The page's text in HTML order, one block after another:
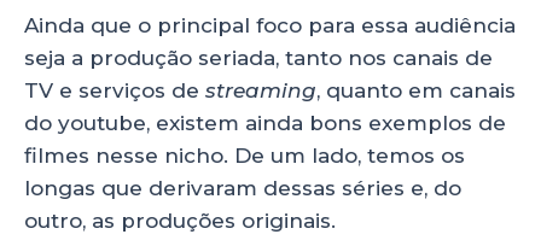
Ainda que o principal foco para essa audiência
seja a produção seriada, tanto nos canais de
TV e serviços de streaming, quanto em canais
do youtube, existem ainda bons exemplos de
filmes nesse nicho. De um lado, temos os
longas que derivaram dessas séries e, do
outro, as produções originais.